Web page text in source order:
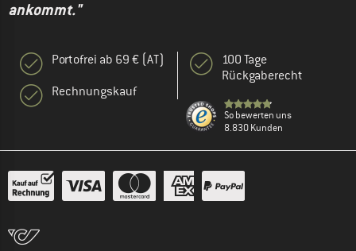
ankommt."
Portofrei ab 69 € (AT)
Rechnungskauf
100 Tage
Rückgaberecht
So bewerten uns
8.830 Kunden